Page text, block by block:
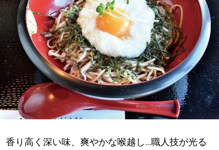
SitakkeTV
LOCAL ローカルエリア
all
札幌
香り高く深い味、爽やかな喉越し…職人技が光る